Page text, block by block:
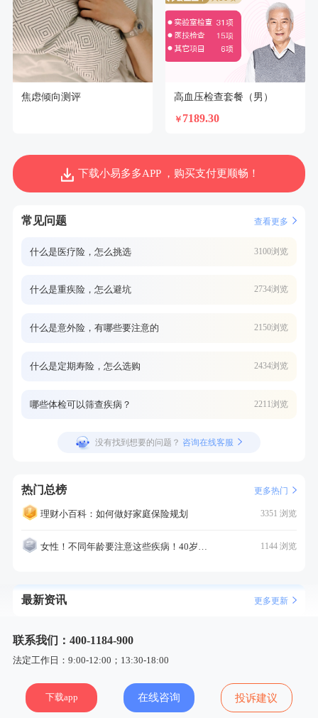
焦虑倾向测评 高血压检查套餐（男）
￥ 7189.30
下载小易多多APP ，购买支付更顺畅！
常见问题 查看更多
什么是医疗险，怎么挑选 3100浏览
什么是重疾险，怎么避坑 2734浏览
什么是意外险，有哪些要注意的 2150浏览
什么是定期寿险，怎么选购 2434浏览
哪些体检可以筛查疾病？ 2211浏览
没有找到想要的问题？ 咨询在线客服
热门总榜 更多热门
理财小百科：如何做好家庭保险规划 3351 浏览
女性！不同年龄要注意这些疾病！40岁的这个疾病最需要注意！ 1144 浏览
最新资讯 更多更新
联系我们：400-1184-900
法定工作日：9:00-12:00；13:30-18:00
下载app 在线咨询 投诉建议